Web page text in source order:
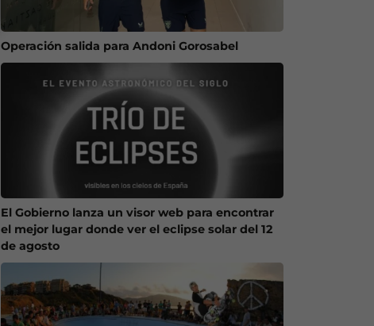
Operación salida para Andoni Gorosabel
El Gobierno lanza un visor web para encontrar
el mejor lugar donde ver el eclipse solar del 12
de agosto